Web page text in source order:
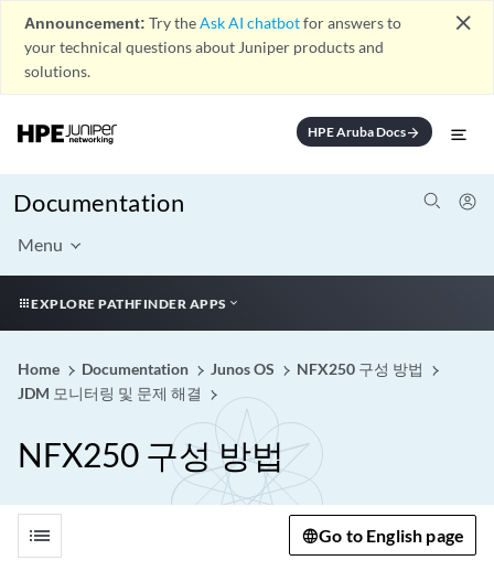
Announcement: Try theAsk AI chatbotfor answers to
your technical questions about Juniper products and
solutions.
close
HPE Aruba Docsarrow_forward
Documentation
Menu
EXPLORE PATHFINDER APPS
Home Documentation Junos OS
NFX250 구성 방법
JDM 모니터링 및 문제 해결
NFX250 구성 방법
list Go to English page